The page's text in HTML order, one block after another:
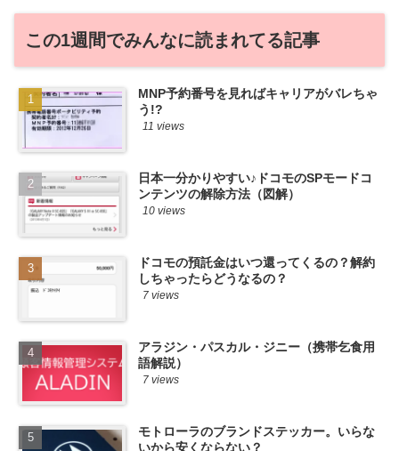
この1週間でみんなに読まれてる記事
MNP予約番号を見ればキャリアがバレちゃ
う!?
11 views
日本一分かりやすい♪ドコモのSPモードコ
ンテンツの解除方法（図解）
10 views
ドコモの預託金はいつ還ってくるの？解約
しちゃったらどうなるの？
7 views
アラジン・パスカル・ジニー（携帯乞食用
語解説）
7 views
モトローラのブランドステッカー。いらな
いから安くならない？